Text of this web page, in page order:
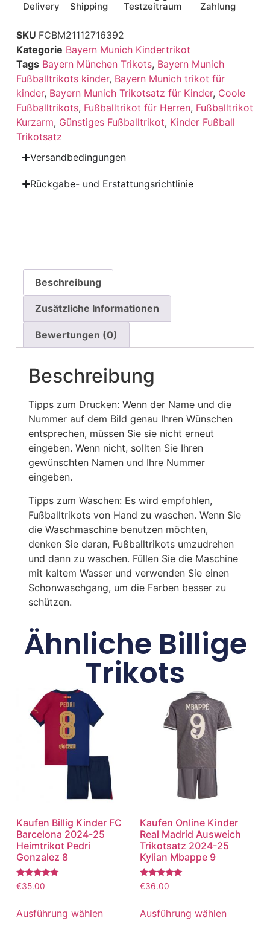
Delivery
Shipping
Testzeitraum
Zahlung
SKU FCBM21112716392
Kategorie Bayern Munich Kindertrikot
Tags Bayern München Trikots, Bayern Munich
Fußballtrikots kinder, Bayern Munich trikot für
kinder, Bayern Munich Trikotsatz für Kinder, Coole
Fußballtrikots, Fußballtrikot für Herren, Fußballtrikot
Kurzarm, Günstiges Fußballtrikot, Kinder Fußball
Trikotsatz
Versandbedingungen
Rückgabe- und Erstattungsrichtlinie
Beschreibung
Zusätzliche Informationen
Bewertungen (0)
Beschreibung
Tipps zum Drucken: Wenn der Name und die
Nummer auf dem Bild genau Ihren Wünschen
entsprechen, müssen Sie sie nicht erneut
eingeben. Wenn nicht, sollten Sie Ihren
gewünschten Namen und Ihre Nummer
eingeben.
Tipps zum Waschen: Es wird empfohlen,
Fußballtrikots von Hand zu waschen. Wenn Sie
die Waschmaschine benutzen möchten,
denken Sie daran, Fußballtrikots umzudrehen
und dann zu waschen. Füllen Sie die Maschine
mit kaltem Wasser und verwenden Sie einen
Schonwaschgang, um die Farben besser zu
schützen.
Ähnliche Billige
Trikots
Kaufen Billig Kinder FC
Barcelona 2024-25
Heimtrikot Pedri
Gonzalez 8
Bewertet
mit
von 5
€35.00
Ausführung wählen
Kaufen Online Kinder
Real Madrid Ausweich
Trikotsatz 2024-25
Kylian Mbappe 9
Bewertet
mit
von 5
€36.00
Ausführung wählen